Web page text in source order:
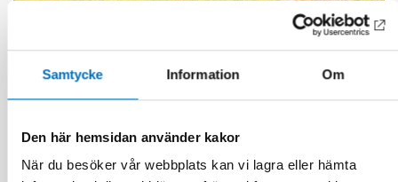
Samtycke Information Om
Den här hemsidan använder kakor
När du besöker vår webbplats kan vi lagra eller hämta
4 mar 2025
Kulturellt anpassade diagnosverktyg en
nödvändighet i samisk demensvård